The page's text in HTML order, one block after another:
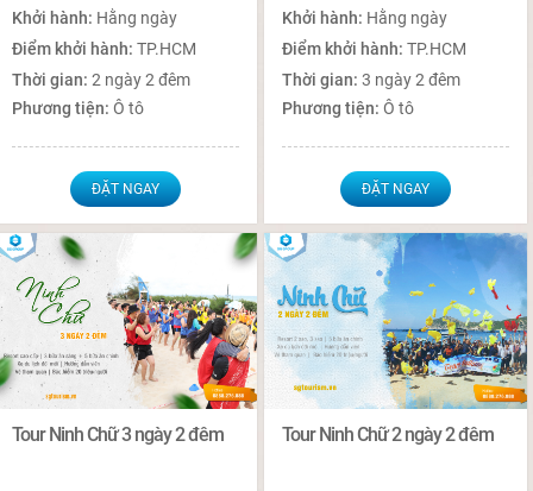
Khởi hành: Hằng ngày
Điểm khởi hành:TP.HCM
Thời gian:2 ngày 2 đêm
Phương tiện:Ô tô
ĐẶT NGAY
Khởi hành: Hằng ngày
Điểm khởi hành:TP.HCM
Thời gian:3 ngày 2 đêm
Phương tiện:Ô tô
ĐẶT NGAY
Tour Ninh Chữ 3 ngày 2 đêm Tour Ninh Chữ 2 ngày 2 đêm